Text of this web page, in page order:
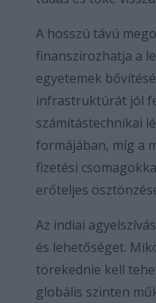
A hosszú távú
finanszírozhatja a
egyetemek
infrastruktúrát jól
számítástechnikai
formájában, míg a
fizetési
erőteljes
Az indiai
és lehetőséget.
törekednie kell
globális szinten